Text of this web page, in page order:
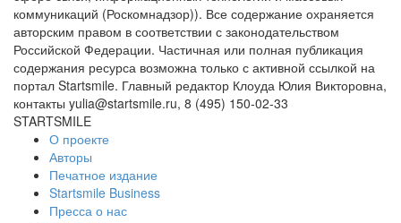
коммуникаций (Роскомнадзор)). Все содержание охраняется
авторским правом в соответствии с законодательством
Российской Федерации. Частичная или полная публикация
содержания ресурса возможна только с активной ссылкой на
портал Startsmile. Главный редактор Клоуда Юлия Викторовна,
контакты yulia@startsmile.ru, 8 (495) 150-02-33
STARTSMILE
О проекте
Авторы
Печатное издание
Startsmile Business
Пресса о нас